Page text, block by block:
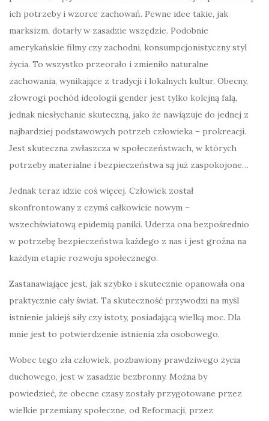
ich potrzeby i wzorce zachowań. Pewne idee takie, jak
marksizm, dotarły w zasadzie wszędzie. Podobnie
amerykańskie filmy czy zachodni, konsumpcjonistyczny styl
życia. To wszystko przeorało i zmieniło naturalne
zachowania, wynikające z tradycji i lokalnych kultur. Obecny,
złowrogi pochód ideologii gender jest tylko kolejną falą,
jednak niesłychanie skuteczną, jako że nawiązuje do jednej z
najbardziej podstawowych potrzeb człowieka – prokreacji.
Jest skuteczna zwłaszcza w społeczeństwach, w których
potrzeby materialne i bezpieczeństwa są już zaspokojone…
Jednak teraz idzie coś więcej. Człowiek został
skonfrontowany z czymś całkowicie nowym –
wszechświatową epidemią paniki. Uderza ona bezpośrednio
w potrzebę bezpieczeństwa każdego z nas i jest groźna na
każdym etapie rozwoju społecznego.
Zastanawiające jest, jak szybko i skutecznie opanowała ona
praktycznie cały świat. Ta skuteczność przywodzi na myśl
istnienie jakiejś siły czy istoty, posiadającą wielką moc. Dla
mnie jest to potwierdzenie istnienia zła osobowego.
Wobec tego zła człowiek, pozbawiony prawdziwego życia
duchowego, jest w zasadzie bezbronny. Można by
powiedzieć, że obecne czasy zostały przygotowane przez
wielkie przemiany społeczne, od Reformacji, przez